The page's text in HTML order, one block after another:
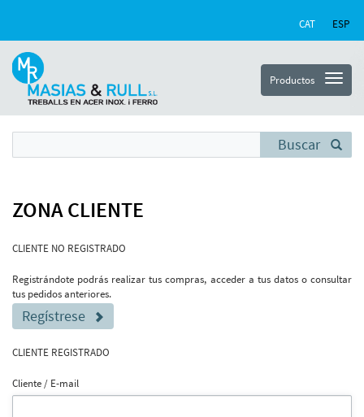
ESP
CAT
Productos
Buscar
ZONA CLIENTE
CLIENTE NO REGISTRADO
Registrándote podrás realizar tus compras, acceder a tus datos o consultar
tus pedidos anteriores.
Regístrese
CLIENTE REGISTRADO
Cliente / E-mail